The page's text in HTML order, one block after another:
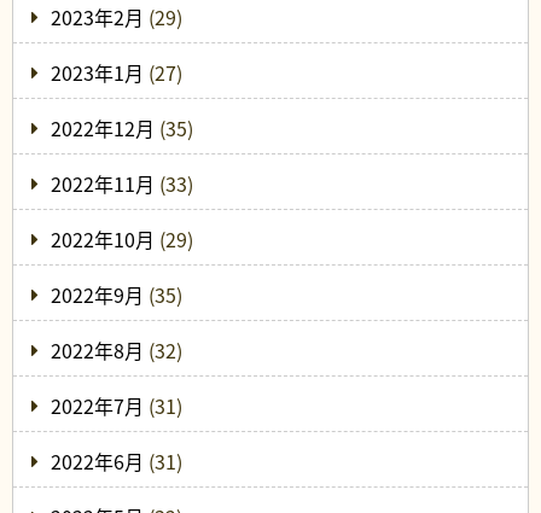
2023年2月 (29)
2023年1月 (27)
2022年12月 (35)
2022年11月 (33)
2022年10月 (29)
2022年9月 (35)
2022年8月 (32)
2022年7月 (31)
2022年6月 (31)